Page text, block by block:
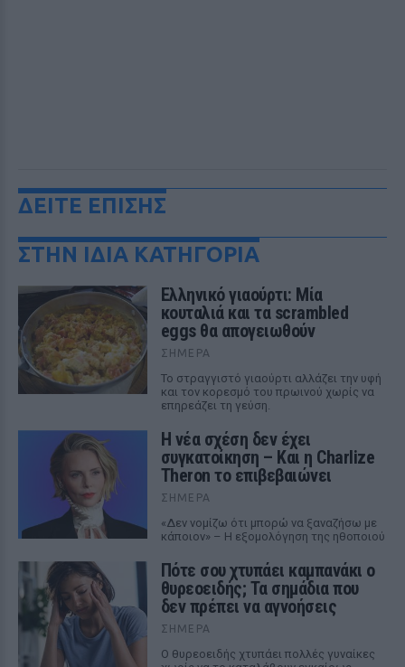
ΔΕΙΤΕ ΕΠΙΣΗΣ
ΣΤΗΝ ΙΔΙΑ ΚΑΤΗΓΟΡΙΑ
Ελληνικό γιαούρτι: Μία
κουταλιά και τα scrambled
eggs θα απογειωθούν
ΣΉΜΕΡΑ
Το στραγγιστό γιαούρτι αλλάζει την υφή
και τον κορεσμό του πρωινού χωρίς να
επηρεάζει τη γεύση.
Η νέα σχέση δεν έχει
συγκατοίκηση – Και η Charlize
Theron το επιβεβαιώνει
ΣΉΜΕΡΑ
«Δεν νομίζω ότι μπορώ να ξαναζήσω με
κάποιον» – Η εξομολόγηση της ηθοποιού
Πότε σου χτυπάει καμπανάκι ο
θυρεοειδής; Τα σημάδια που
δεν πρέπει να αγνοήσεις
ΣΉΜΕΡΑ
Ο θυρεοειδής χτυπάει πολλές γυναίκες